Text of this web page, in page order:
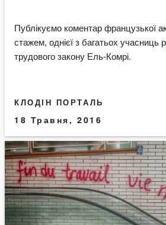
Публікуємо коментар французької
стажем, однієї з багатьох учасниць
трудового закону Ель-Комрі.
КЛОДІН ПОРТАЛЬ
18 Травня, 2016